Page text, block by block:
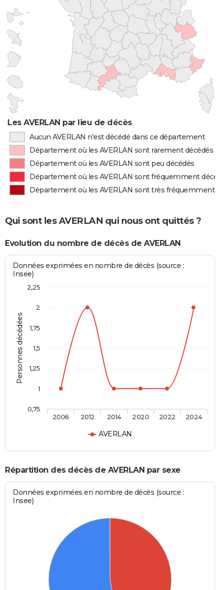
Les AVERLAN par lieu de décès
Aucun AVERLAN n'est décédé dans ce département
Département où les AVERLAN sont rarement décédés
Département où les AVERLAN sont peu décédés
Département où les AVERLAN sont fréquemment
Département où les AVERLAN sont très fréquemment
Qui sont les AVERLAN qui nous ont quittés ?
Evolution du nombre de décès de AVERLAN
Personnes décédées
Données exprimées en nombre de décès (source :
Insee)
AVERLAN
2006 2012 2014 2020 2022 2024
0,75
1
1,25
1,5
1,75
2
2,25
Répartition des décès de AVERLAN par sexe
Données exprimées en nombre de décès (source :
Insee)